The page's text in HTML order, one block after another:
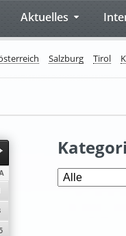
Aktuelles
Salzburg Tirol